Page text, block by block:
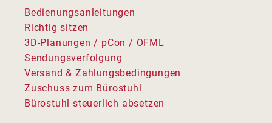
Bedienungsanleitungen
Richtig sitzen
3D-Planungen / pCon / OFML
Sendungsverfolgung
Versand & Zahlungsbedingungen
Zuschuss zum Bürostuhl
Bürostuhl steuerlich absetzen